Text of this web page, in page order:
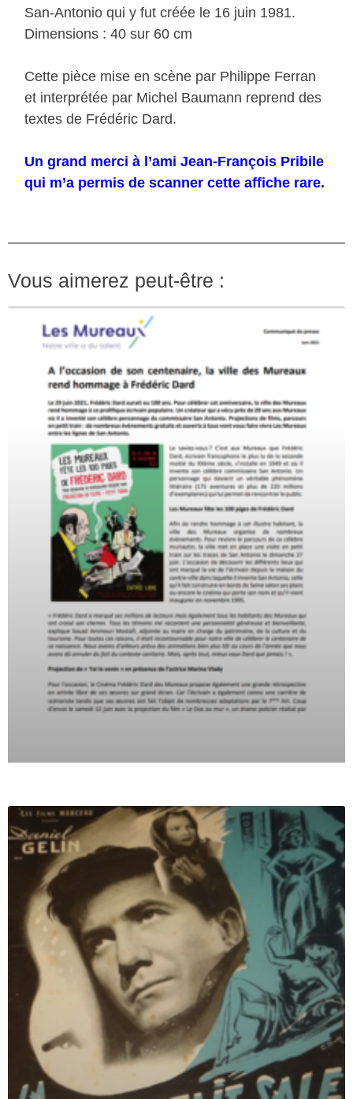
San-Antonio qui y fut créée le 16 juin 1981.
Dimensions : 40 sur 60 cm
Cette pièce mise en scène par Philippe Ferran
et interprétée par Michel Baumann reprend des
textes de Frédéric Dard.
Un grand merci à l’ami Jean-François Pribile
qui m’a permis de scanner cette affiche rare.
Vous aimerez peut-être :